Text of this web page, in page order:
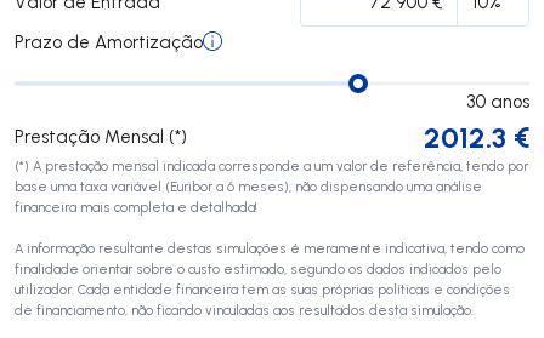
Prazo de Amortização
30 anos
Prestação Mensal (*)
2012.3 €
(*) A prestação mensal indicada corresponde a um valor de referência, tendo por
base uma taxa variável (Euribor a 6 meses), não dispensando uma análise
financeira mais completa e detalhada!
A informação resultante destas simulações é meramente indicativa, tendo como
finalidade orientar sobre o custo estimado, segundo os dados indicados pelo
utilizador. Cada entidade financeira tem as suas próprias políticas e condições
de financiamento, não ficando vinculadas aos resultados desta simulação.